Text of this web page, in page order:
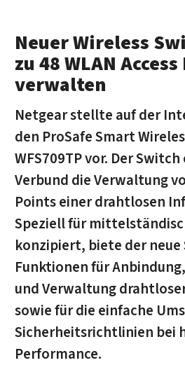
Neuer Wireless
zu 48 WLAN
verwalten
Netgear stellte auf der
den ProSafe Smart
WFS709TP vor. Der
Verbund die Verwaltung
Points einer drahtlosen
Speziell für
konzipiert, biete der neue
Funktionen für
und Verwaltung
sowie für die einfache
Sicherheitsrichtlinien bei
Performance.